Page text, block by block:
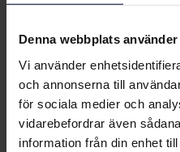
Denna webbplats
Vi använder
och annonserna till
för sociala medier och
vidarebefordrar även
information från din enhet
EU-
Användarhandbok
Visa